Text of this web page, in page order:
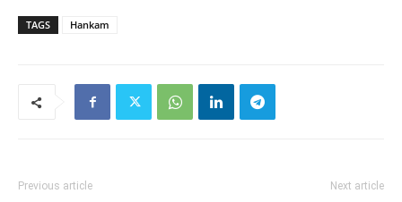
TAGS Hankam
Previous article Next article